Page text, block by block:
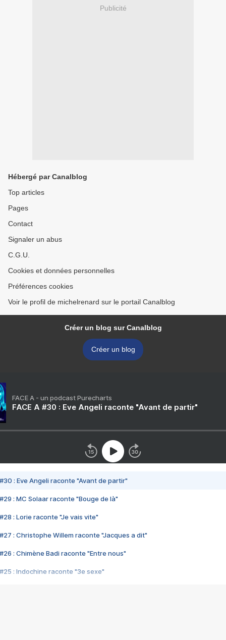
Publicité
Hébergé par Canalblog
Top articles
Pages
Contact
Signaler un abus
C.G.U.
Cookies et données personnelles
Préférences cookies
Voir le profil de michelrenard sur le portail Canalblog
Créer un blog sur Canalblog
Créer un blog
FACE A - un podcast Purecharts
FACE A #30 : Eve Angeli raconte "Avant de partir"
#30 : Eve Angeli raconte "Avant de partir"
#29 : MC Solaar raconte "Bouge de là"
#28 : Lorie raconte "Je vais vite"
#27 : Christophe Willem raconte "Jacques a dit"
#26 : Chimène Badi raconte "Entre nous"
#25 : Indochine raconte "3e sexe"